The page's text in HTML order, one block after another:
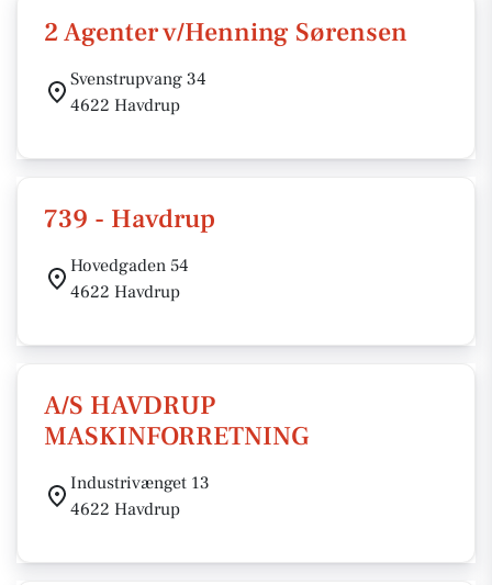
2 Agenter v/Henning Sørensen
Svenstrupvang 34
4622 Havdrup
739 - Havdrup
Hovedgaden 54
4622 Havdrup
A/S HAVDRUP
MASKINFORRETNING
Industrivænget 13
4622 Havdrup